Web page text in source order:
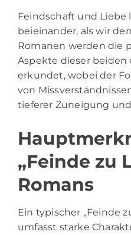
Feindschaft und Liebe
beieinander, als wir
Romanen werden die
Aspekte dieser
erkundet, wobei der
von
tieferer Zuneigung
„Feinde zu
Romans
Ein typischer „Feinde
umfasst starke